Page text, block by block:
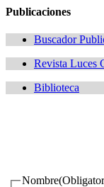
Publicaciones
Buscador
Revista Luces
Biblioteca
Nombre